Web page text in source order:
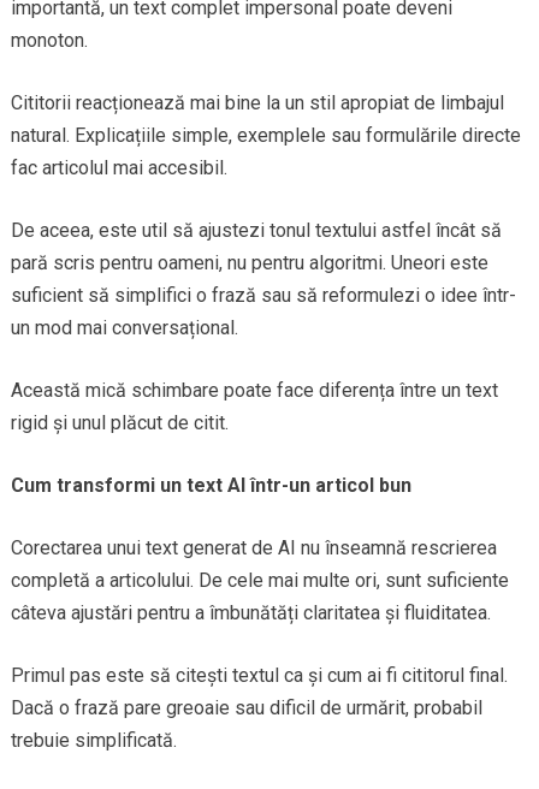
importantă, un text complet impersonal poate deveni
monoton.
Cititorii reacționează mai bine la un stil apropiat de limbajul
natural. Explicațiile simple, exemplele sau formulările directe
fac articolul mai accesibil.
De aceea, este util să ajustezi tonul textului astfel încât să
pară scris pentru oameni, nu pentru algoritmi. Uneori este
suficient să simplifici o frază sau să reformulezi o idee într-
un mod mai conversațional.
Această mică schimbare poate face diferența între un text
rigid și unul plăcut de citit.
Cum transformi un text AI într-un articol bun
Corectarea unui text generat de AI nu înseamnă rescrierea
completă a articolului. De cele mai multe ori, sunt suficiente
câteva ajustări pentru a îmbunătăți claritatea și fluiditatea.
Primul pas este să citești textul ca și cum ai fi cititorul final.
Dacă o frază pare greoaie sau dificil de urmărit, probabil
trebuie simplificată.